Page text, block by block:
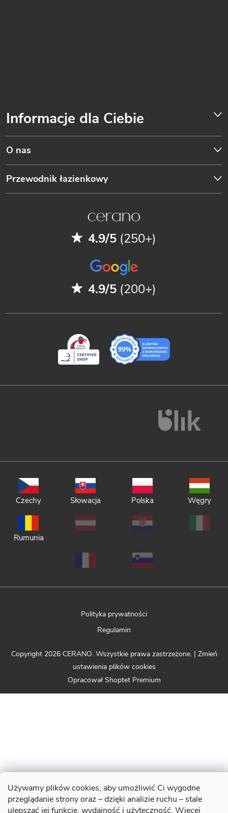
Używamy plików cookies, aby umożliwić Ci wygodne
przeglądanie strony oraz – dzięki analizie ruchu – stale
ulepszać jej funkcje, wydajność i użyteczność. Więcej
Informacje dla Ciebie
O nas
Przewodnik łazienkowy
4.9/5 (250+)
4.9/5 (200+)
Czechy Słowacja Polska Węgry
Rumunia
Polityka prywatności
Regulamin
Opracował Shoptet Premium
Copyright 2026 CERANO. Wszystkie prawa zastrzeżone. | Zmień
ustawienia plików cookies